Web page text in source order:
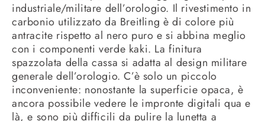
industriale/militare dell’orologio. Il rivestimento in
carbonio utilizzato da Breitling è di colore più
antracite rispetto al nero puro e si abbina meglio
con i componenti verde kaki. La finitura
spazzolata della cassa si adatta al design militare
generale dell’orologio. C’è solo un piccolo
inconveniente: nonostante la superficie opaca, è
ancora possibile vedere le impronte digitali qua e
là, e sono più difficili da pulire la lunetta a